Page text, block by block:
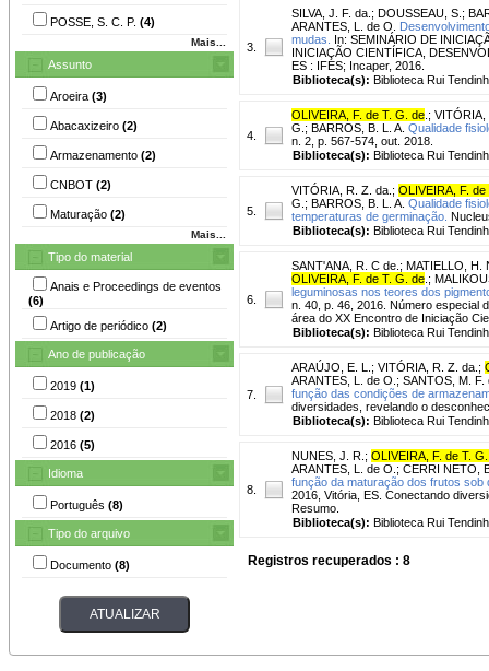
POSSE, S. C. P. (4)
Mais...
Assunto
Aroeira (3)
Abacaxizeiro (2)
Armazenamento (2)
CNBOT (2)
Maturação (2)
Mais...
Tipo do material
Anais e Proceedings de eventos
(6)
Artigo de periódico (2)
Ano de publicação
2019 (1)
2018 (2)
2016 (5)
Idioma
Português (8)
Tipo do arquivo
Documento (8)
3.
SILVA, J. F. da. ; DOUSSEAU, S. ;
ARANTES, L. de O.
mudas.
In: SEMINÁRIO DE
INICIAÇÃO CIENTÍFICA,
ES : IFES; Incaper, 2016.
Biblioteca(s): Biblioteca Rui
4.
OLIVEIRA, F. de T. G. de ; VITÓRIA,
G. ; BARROS, B. L. A. Qualidade
n. 2, p. 567-574, out. 2018.
Biblioteca(s): Biblioteca Rui
5.
VITÓRIA, R. Z. da. ; OLIVEIRA, F. de
G. ; BARROS, B. L. A. Qualidade
temperaturas de germinação.
Biblioteca(s): Biblioteca Rui
6.
SANT'ANA, R. C de. ; MATIELLO, H.
OLIVEIRA, F. de T. G. de ;
leguminosas nos teores dos
n. 40, p. 46, 2016. Número especial
área do XX Encontro de Iniciação
Biblioteca(s): Biblioteca Rui
7.
ARAÚJO, E. L. ; VITÓRIA, R. Z. da. ;
ARANTES, L. de O. ; SANTOS, M. F.
função das condições de
diversidades, revelando o
Biblioteca(s): Biblioteca Rui
8.
NUNES, J. R. ; OLIVEIRA, F. de T.
ARANTES, L. de O. ; CERRI NETO,
função da maturação dos frutos
2016, Vitória, ES. Conectando
Resumo.
Biblioteca(s): Biblioteca Rui
Registros recuperados : 8